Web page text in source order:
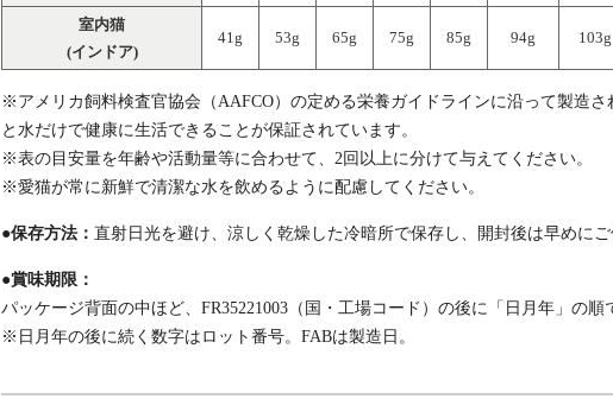
室内猫
(インドア)
41g 53g 65g 75g 85g 94g 103g
※アメリカ飼料検査官協会（AAFCO）の定める栄養ガイドラインに沿って製造さ
と水だけで健康に生活できることが保証されています。
※表の目安量を年齢や活動量等に合わせて、2回以上に分けて与えてください。
※愛猫が常に新鮮で清潔な水を飲めるように配慮してください。
●保存方法： 直射日光を避け、涼しく乾燥した冷暗所で保存し、開封後は早めにご
●賞味期限：
パッケージ背面の中ほど、FR35221003（国・工場コード）の後に「日月年」の順
※日月年の後に続く数字はロット番号。FABは製造日。